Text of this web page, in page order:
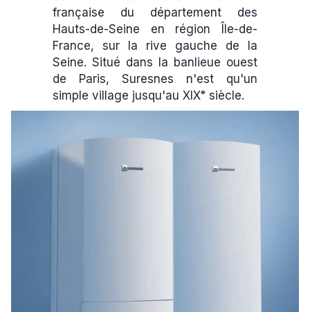
française du département des
Hauts-de-Seine en région Île-de-
France, sur la rive gauche de la
Seine. Situé dans la banlieue ouest
de Paris, Suresnes n'est qu'un
simple village jusqu'au XIXᵉ siècle.